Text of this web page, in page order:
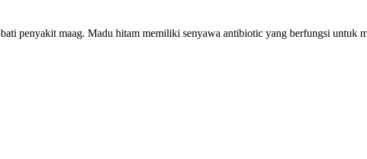
penyakit maag. Madu hitam memiliki senyawa antibiotic yang berfungsi untuk